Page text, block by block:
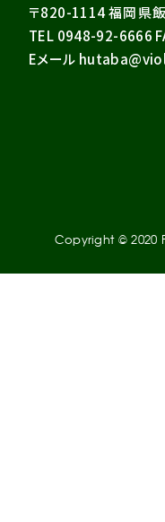
〒820-1114福岡県
TEL 0948-92-6666
Eメール
Copyright © 2020